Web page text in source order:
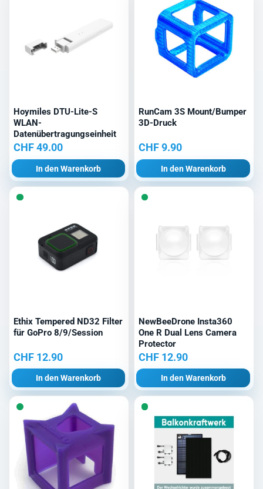
Hoymiles DTU-Lite-S
WLAN-
Datenübertragungseinheit
CHF49.00
In den Warenkorb
RunCam 3S Mount/Bumper
3D-Druck
CHF9.90
In den Warenkorb
Ethix Tempered ND32 Filter
für GoPro 8/9/Session
CHF 12.90
In den Warenkorb
NewBeeDrone Insta360
One R Dual Lens Camera
Protector
CHF12.90
In den Warenkorb